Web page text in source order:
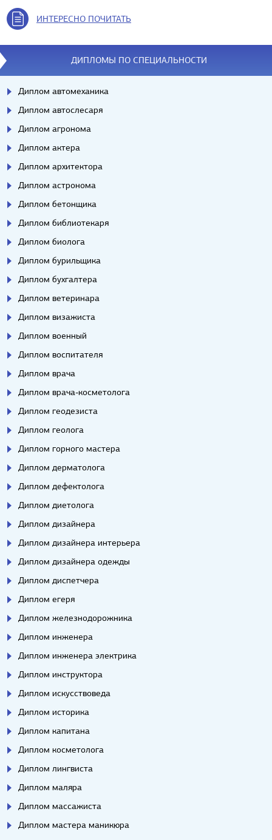
ИНТЕРЕСНО ПОЧИТАТЬ
ДИПЛОМЫ ПО СПЕЦИАЛЬНОСТИ
Диплом автомеханика
Диплом автослесаря
Диплом агронома
Диплом актера
Диплом архитектора
Диплом астронома
Диплом бетонщика
Диплом библиотекаря
Диплом биолога
Диплом бурильщика
Диплом бухгалтера
Диплом ветеринара
Диплом визажиста
Диплом военный
Диплом воспитателя
Диплом врача
Диплом врача-косметолога
Диплом геодезиста
Диплом геолога
Диплом горного мастера
Диплом дерматолога
Диплом дефектолога
Диплом диетолога
Диплом дизайнера
Диплом дизайнера интерьера
Диплом дизайнера одежды
Диплом диспетчера
Диплом егеря
Диплом железнодорожника
Диплом инженера
Диплом инженера электрика
Диплом инструктора
Диплом искусствоведа
Диплом историка
Диплом капитана
Диплом косметолога
Диплом лингвиста
Диплом маляра
Диплом массажиста
Диплом мастера маникюра